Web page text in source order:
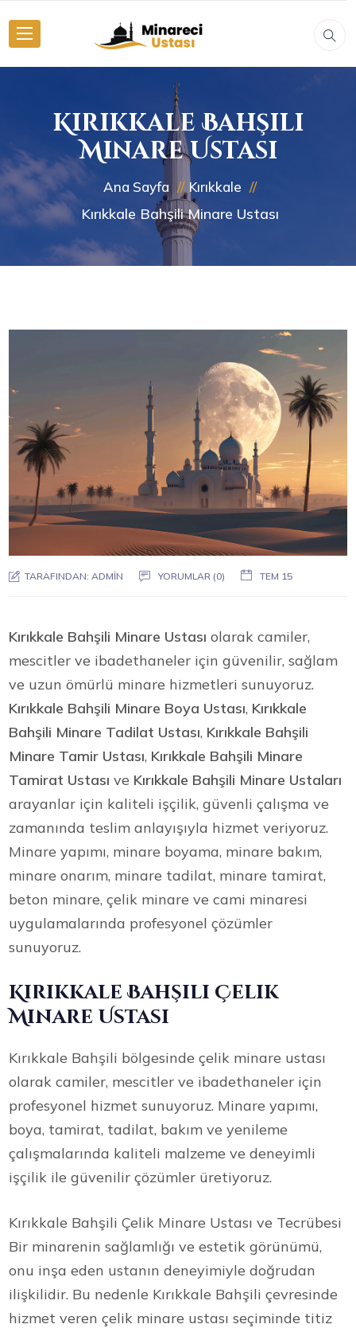
Kırıkkale Bahşili
Minare Ustası
Ana Sayfa Kırıkkale
Kırıkkale Bahşili Minare Ustası
TARAFINDAN: ADMIN YORUMLAR (0) TEM 15
Kırıkkale Bahşili Minare Ustası olarak camiler,
mescitler ve ibadethaneler için güvenilir, sağlam
ve uzun ömürlü minare hizmetleri sunuyoruz.
Kırıkkale Bahşili Minare Boya Ustası, Kırıkkale
Bahşili Minare Tadilat Ustası, Kırıkkale Bahşili
Minare Tamir Ustası, Kırıkkale Bahşili Minare
Tamirat Ustası ve Kırıkkale Bahşili Minare Ustaları
arayanlar için kaliteli işçilik, güvenli çalışma ve
zamanında teslim anlayışıyla hizmet veriyoruz.
Minare yapımı, minare boyama, minare bakım,
minare onarım, minare tadilat, minare tamirat,
beton minare, çelik minare ve cami minaresi
uygulamalarında profesyonel çözümler
sunuyoruz.
Kırıkkale Bahşili Çelik
Minare Ustası
Kırıkkale Bahşili bölgesinde çelik minare ustası
olarak camiler, mescitler ve ibadethaneler için
profesyonel hizmet sunuyoruz. Minare yapımı,
boya, tamirat, tadilat, bakım ve yenileme
çalışmalarında kaliteli malzeme ve deneyimli
işçilik ile güvenilir çözümler üretiyoruz.
Kırıkkale Bahşili Çelik Minare Ustası ve Tecrübesi
Bir minarenin sağlamlığı ve estetik görünümü,
onu inşa eden ustanın deneyimiyle doğrudan
ilişkilidir. Bu nedenle Kırıkkale Bahşili çevresinde
hizmet veren çelik minare ustası seçiminde titiz